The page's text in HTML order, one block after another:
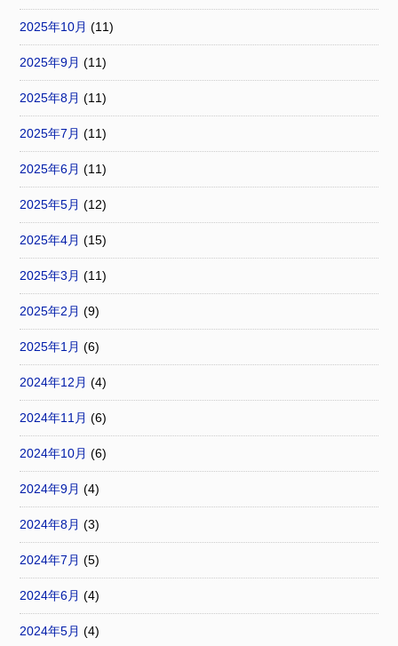
2025年10月 (11)
2025年9月 (11)
2025年8月 (11)
2025年7月 (11)
2025年6月 (11)
2025年5月 (12)
2025年4月 (15)
2025年3月 (11)
2025年2月 (9)
2025年1月 (6)
2024年12月 (4)
2024年11月 (6)
2024年10月 (6)
2024年9月 (4)
2024年8月 (3)
2024年7月 (5)
2024年6月 (4)
2024年5月 (4)